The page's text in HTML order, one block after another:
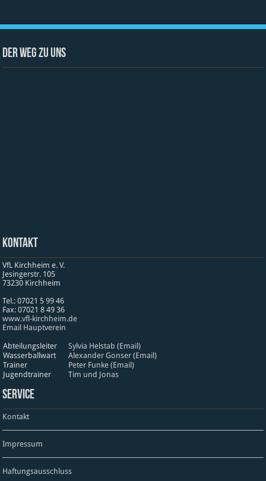
Der Weg zu uns
Kontakt
VfL Kirchheim e. V.
Jesinger­str. 105
73230 Kirch­heim
Tel.: 07021 5 99 46
Fax: 07021 8 49 36
www​.vfl​-kirch​heim​.de
Email Hauptverein
Abteilungsleiter
Sylvia Helstab (Email)
Wasserballwart
Alexander Gonser (Email)
Trainer
Peter Funke (Email)
Jugendtrainer
Tim und Jonas
Service
Kontakt
Impressum
Haftungsausschluss